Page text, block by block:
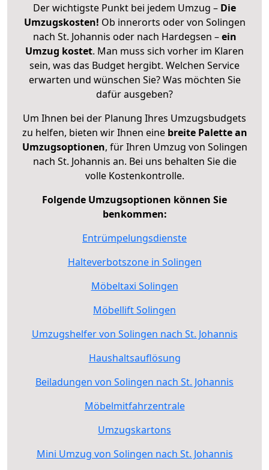
Der wichtigste Punkt bei jedem Umzug – Die
Umzugskosten! Ob innerorts oder von Solingen
nach St. Johannis oder nach Hardegsen –ein
Umzug kostet. Man muss sich vorher im Klaren
sein, was das Budget hergibt. Welchen Service
erwarten und wünschen Sie? Was möchten Sie
dafür ausgeben?
Um Ihnen bei der Planung Ihres Umzugsbudgets
zu helfen, bieten wir Ihnen eine breite Palette an
Umzugsoptionen, für Ihren Umzug von Solingen
nach St. Johannis an. Bei uns behalten Sie die
volle Kostenkontrolle.
Folgende Umzugsoptionen können Sie
benkommen:
Entrümpelungsdienste
Halteverbotszone in Solingen
Möbeltaxi Solingen
Möbellift Solingen
Umzugshelfer von Solingen nach St. Johannis
Haushaltsauflösung
Beiladungen von Solingen nach St. Johannis
Möbelmitfahrzentrale
Umzugskartons
Mini Umzug von Solingen nach St. Johannis